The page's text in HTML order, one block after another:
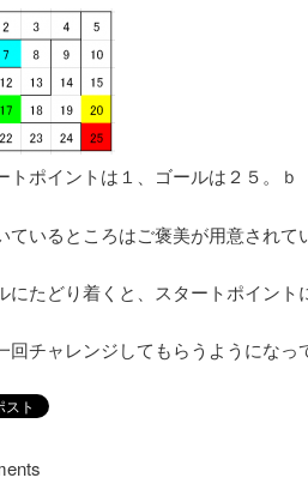
トポイントは１、ゴールは２５。ｂ
ているところはご褒美が用意されて
にたどり着くと、スタートポイント
回チャレンジしてもらうようになっ